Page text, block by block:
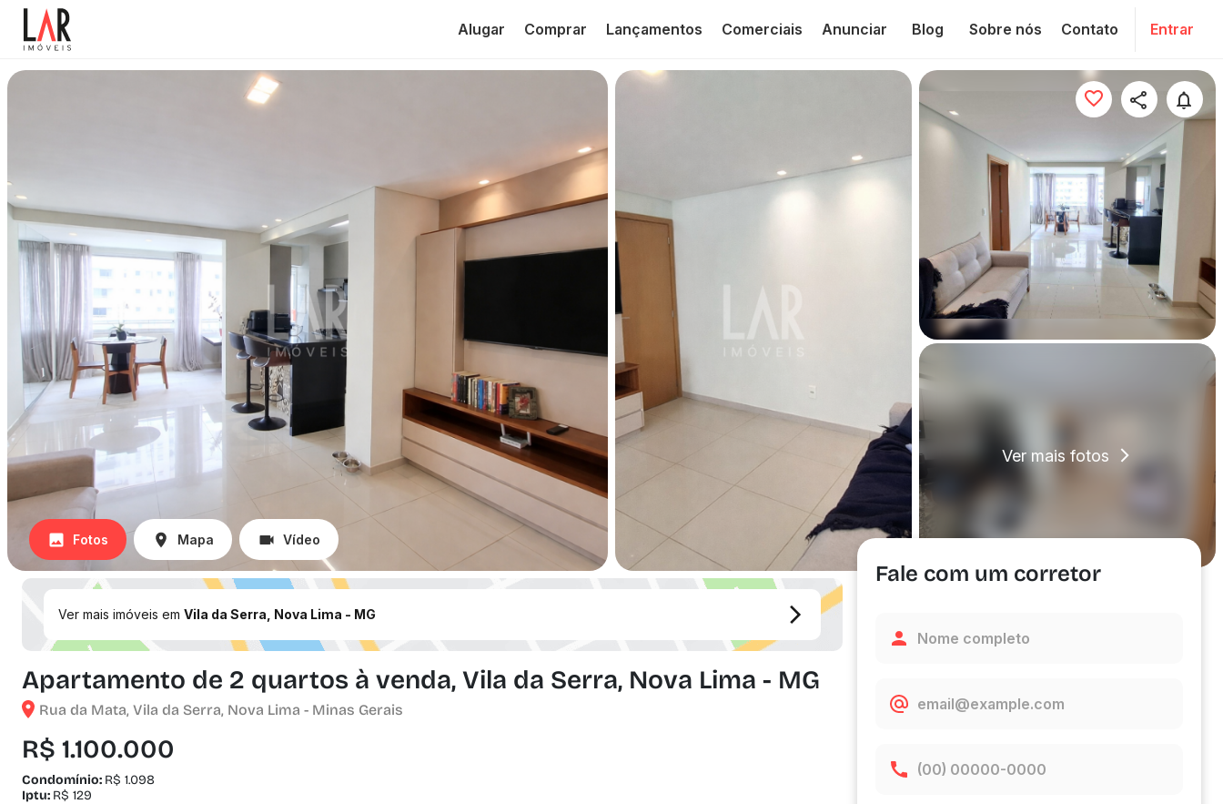
Alugar Comprar Lançamentos Comerciais Anunciar Blog Sobre nós Contato Entrar
Ver mais fotos
Fotos Mapa Vídeo
Ver mais imóveis em Vila da Serra, Nova Lima - MG
Apartamento de 2 quartos à venda, Vila da Serra, Nova Lima - MG
Rua da Mata, Vila da Serra, Nova Lima - Minas Gerais
R$ 1.100.000
Condomínio: R$ 1.098
Iptu: R$ 129
Fale com um corretor